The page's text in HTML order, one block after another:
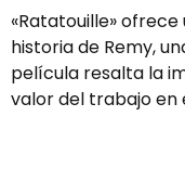
«Ratatouille»
historia de Remy,
película resalta la
valor del trabajo en